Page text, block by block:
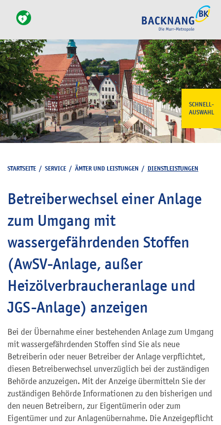
SCHNELL-
AUSWAHL
STARTSEITE / SERVICE / ÄMTER UND LEISTUNGEN / DIENSTLEISTUNGEN
Betreiberwechsel einer Anlage
zum Umgang mit
wassergefährdenden Stoffen
(AwSV-Anlage, außer
Heizölverbraucheranlage und
JGS-Anlage) anzeigen
Bei der Übernahme einer bestehenden Anlage zum Umgang
mit wassergefährdenden Stoffen sind Sie als neue
Betreiberin oder neuer Betreiber der Anlage verpflichtet,
diesen Betreiberwechsel unverzüglich bei der zuständigen
Behörde anzuzeigen. Mit der Anzeige übermitteln Sie der
zuständigen Behörde Informationen zu den bisherigen und
den neuen Betreibern, zur Eigentümerin oder zum
Eigentümer und zur Anlagenübernahme. Die Anzeigepflicht